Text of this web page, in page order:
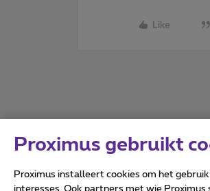
Like
Proximus gebruikt
Proximus installeert cookies om het
interesses. Ook partners met wie